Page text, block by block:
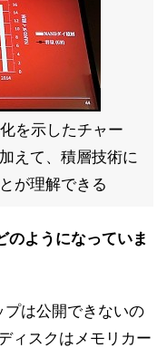
を示したチャー
えて、積層技術に
が理解できる
ようになっていま
プは公開できないの
ィスクはメモリカー